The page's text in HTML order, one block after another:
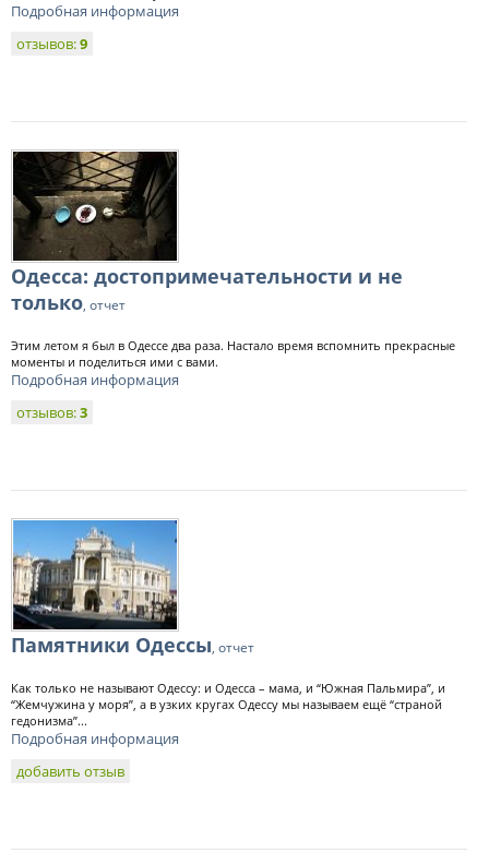
Подробная информация
отзывов:9
Одесса: достопримечательности и не
только, отчет
Этим летом я был в Одессе два раза. Настало время вспомнить прекрасные
моменты и поделиться ими с вами.
Подробная информация
отзывов:3
Памятники Одессы, отчет
Как только не называют Одессу: и Одесса – мама, и “Южная Пальмира”, и
“Жемчужина у моря”, а в узких кругах Одессу мы называем ещё “страной
гедонизма”...
Подробная информация
добавить отзыв